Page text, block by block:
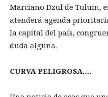
Marciano Dzul de Tulum,
atenderá agenda
la capital del país,
duda alguna.
CURVA PELIGROSA….